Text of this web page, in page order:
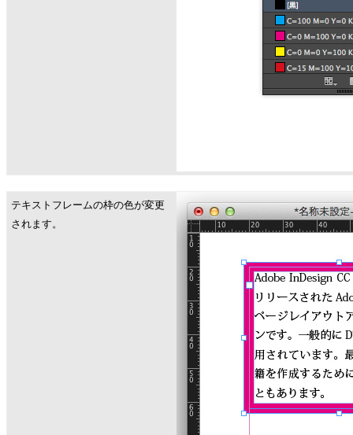
テキストフレームの枠の色が変更
されます。